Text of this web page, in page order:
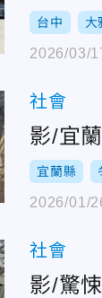
台中 大
2026/03/
社會
影/宜
宜蘭縣
2026/01/
社會
影/驚